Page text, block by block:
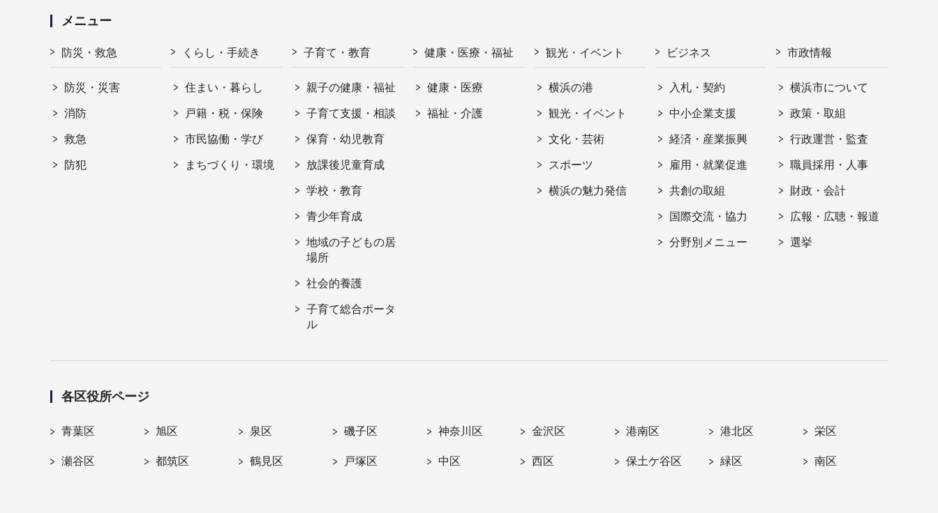
メニュー
防災・救急
防災・災害
消防
救急
防犯
くらし・手続き
住まい・暮らし
戸籍・税・保険
市民協働・学び
まちづくり・環境
子育て・教育
親子の健康・福祉
子育て支援・相談
保育・幼児教育
放課後児童育成
学校・教育
青少年育成
地域の子どもの居
場所
社会的養護
子育て総合ポータ
ル
健康・医療・福祉
健康・医療
福祉・介護
観光・イベント
横浜の港
観光・イベント
文化・芸術
スポーツ
横浜の魅力発信
ビジネス
入札・契約
中小企業支援
経済・産業振興
雇用・就業促進
共創の取組
国際交流・協力
分野別メニュー
市政情報
横浜市について
政策・取組
行政運営・監査
職員採用・人事
財政・会計
広報・広聴・報道
選挙
各区役所ページ
青葉区 旭区 泉区 磯子区 神奈川区 金沢区 港南区 港北区 栄区
瀬谷区 都筑区 鶴見区 戸塚区 中区 西区 保土ケ谷区 緑区 南区